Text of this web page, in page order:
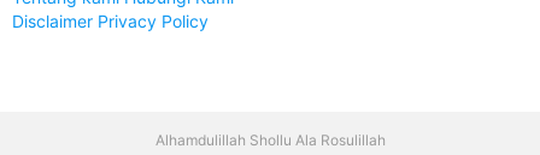
Disclaimer Privacy Policy
Alhamdulillah Shollu Ala Rosulillah